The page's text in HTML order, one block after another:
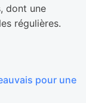
dont une
régulières.
pour une